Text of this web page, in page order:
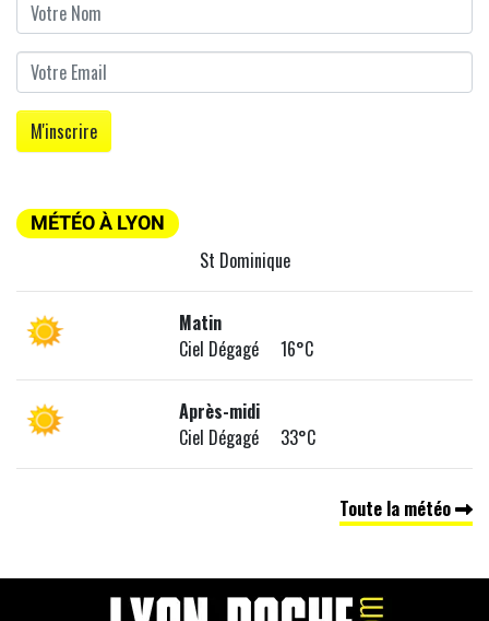
MÉTÉO À LYON
St Dominique
Matin
Ciel Dégagé 16°C
Après-midi
Ciel Dégagé 33°C
Toute la météo